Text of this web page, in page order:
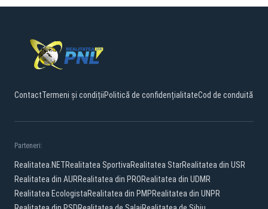
ContactTermeni și condițiiPolitică de confidențialitateCod de conduită
Parteneri:
Realitatea.NETRealitatea SportivaRealitatea StarRealitatea din USR
Realitatea din AURRealitatea din PRORealitatea din UDMR
Realitatea EcologistaRealitatea din PMPRealitatea din UNPR